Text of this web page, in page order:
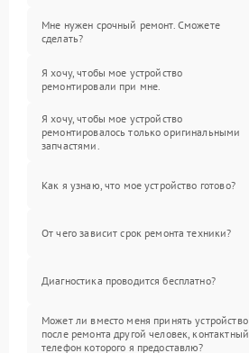
Мне нужен срочный ремонт. Сможете
сделать?
Я хочу, чтобы мое устройство
ремонтировали при мне.
Я хочу, чтобы мое устройство
ремонтировалось только оригинальными
запчастями.
Как я узнаю, что мое устройство готово?
От чего зависит срок ремонта техники?
Диагностика проводится бесплатно?
Может ли вместо меня принять устройство
после ремонта другой человек, контактный
телефон которого я предоставлю?